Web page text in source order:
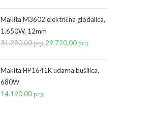
je
bila:
41.990,00 рсд.
je:
Makita M3602 električna glodalica,
1.650W, 12mm
31.290,00рсд Originalna
je
29.720,00рсд
je:
Makita HP1641K udarna bušilica,
680W
14.190,00рсд